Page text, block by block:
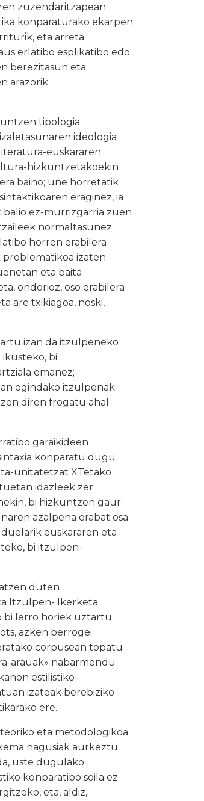
zuzendaritzapean
konparaturako ekarpen
eta arreta
erlatibo esplikatibo edo
berezitasun eta
arazorik
tipologia
ideologia
euskararen
hizkuntzetakoekin
baino; une horretatik
eraginez, ia
ez-murrizgarria zuen
normaltasunez
horren erabilera
izaten
eta baita
ondorioz, oso erabilera
are txikiagoa, noski,
izan da itzulpeneko
bi
emanez;
egindako itzulpenak
diren frogatu ahal
garaikideen
konparatu dugu
unitatetzat XTetako
idazleek zer
bi hizkuntzen gaur
azalpena erabat osa
euskararen eta
bi itzulpen-
duten
Itzulpen- Ikerketa
bi lerro horiek uztartu
azken berrogei
corpusean topatu
arauak» nabarmendu
estilistiko-
izateak berebiziko
ere.
eta metodologikoa
nagusiak aurkeztu
uste dugulako
konparatibo soila ez
eta, aldiz,